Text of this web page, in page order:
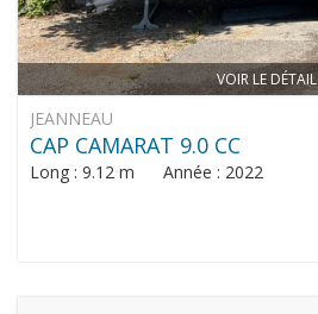
VOIR LE DÉTAIL
JEANNEAU
CAP CAMARAT 9.0 CC
Long : 9.12 m Année : 2022